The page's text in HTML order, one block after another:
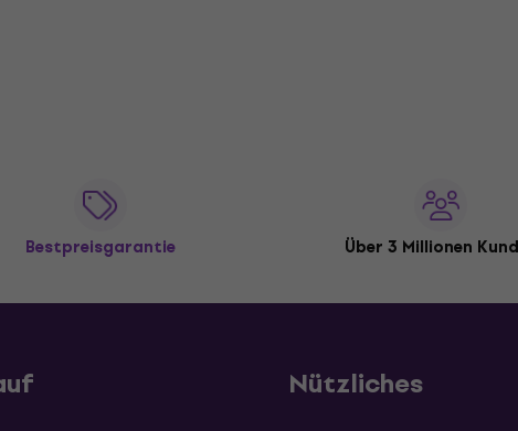
Bestpreisgarantie Über 3 Millionen
Nützliches